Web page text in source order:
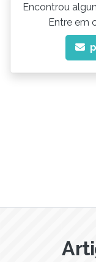
Encontrou
Entre em